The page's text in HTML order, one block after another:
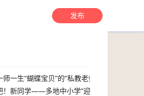
发布
一生“蝴蝶宝贝”的“私教老师”
新同学——多地中小学“迎新”现场扫描